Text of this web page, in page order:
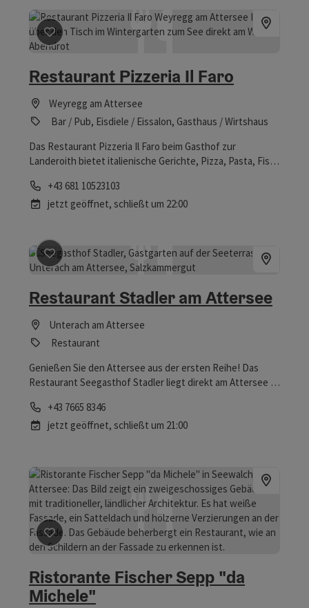
traditionelle Gerichte, auf Basis regionaler Zutaten
modern interpretiert. Im Haus befindet sich auch das
Hotel Litzlberger Keller mit 12 gemütlichen Seeblick-
Beitrag merken
Restaurant Pizzeria Il Faro
Weyregg am Attersee
Bar / Pub, Eisdiele / Eissalon, Gasthaus / Wirtshaus
Das Restaurant Pizzeria Il Faro beim Gasthof zur
Landeroith bietet italienische Gerichte, Pizza, Pasta, Fisch
wunderschöner Seeterrasse. An Sommerwochenenden
werden im Cocktailgarten köstliche Drinks serviert.
Telefon
+43 681 10523103
jetzt geöffnet, schließt um 22:00
Beitrag merken: Restaurant Stadler am Attersee
Restaurant Stadler am Attersee
Unterach am Attersee
Restaurant
Genießen Sie den Attersee aus der ersten Reihe! Das
Restaurant Seegasthof Stadler liegt direkt am Attersee in
man im Schatten unserer Kastanienbäume oder in der
Wärme der Sonne am Bootshaus Platz nehmen und den
Telefon
+43 7665 8346
jetzt geöffnet, schließt um 21:00
Beitrag merken: Ristorante Fischer Sepp "da Michele"
Ristorante Fischer Sepp "da
Michele"